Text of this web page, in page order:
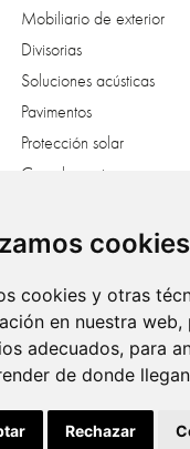
cookies
cookies y otras
en nuestra
adecuados, para
de donde
Rechazar
Mobiliario de exterior
Divisorias
Soluciones acústicas
Pavimentos
Protección solar
Complementos
Vestuarios